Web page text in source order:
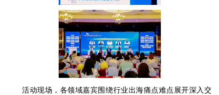
活动现场，各领域嘉宾围绕行业出海痛点难点展开深入交